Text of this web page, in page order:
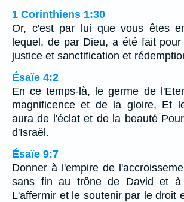
1 Corinthiens 1:30
Or, c'est par lui que vous êtes
lequel, de par Dieu, a été fait pour
justice et sanctification et
Ésaïe 4:2
En ce temps-là, le germe de
magnificence et de la gloire, Et
aura de l'éclat et de la beauté
d'Israël.
Ésaïe 9:7
Donner à l'empire de
sans fin au trône de David et à
L'affermir et le soutenir par le droit